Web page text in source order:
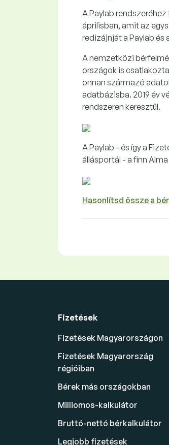
A Paylab
áprilisban, amit az
redizájnját a Paylab és
A nemzetközi
országok is
onnan származó
adatbázisba. 2019 év
rendszeren keresztül.
A Paylab - és így a
állásportál - a finn
Hasonlítsd össze a
Fizetések
Fizetések Magyarországon
Fizetések Magyarország
régióiban
Bérek más országokban
Milliomos-kalkulátor
Bruttó-nettó bérkalkulátor
Legjobb fizetések